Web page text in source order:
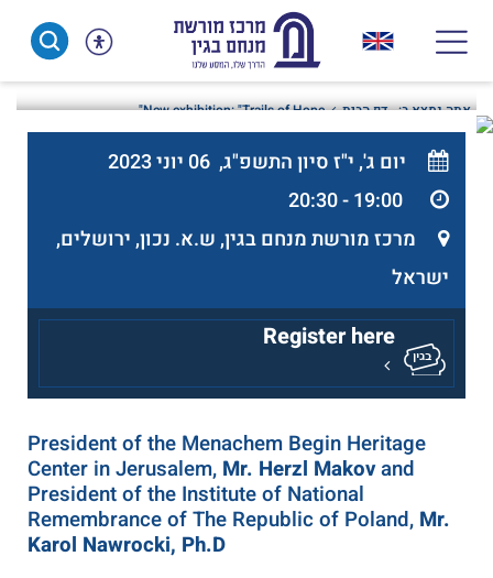
content
אתה נמצא ב: דף הבית New exhibition: "Trails of Hope"
יום ג', י"ז סיון התשפ"ג, 06 יוני 2023
19:00 - 20:30
מרכז מורשת מנחם בגין, ש.א. נכון, ירושלים,
ישראל
Register here
President of the Menachem Begin Heritage
Center in Jerusalem, Mr. Herzl Makovand
President of the Institute of National
Remembrance of The Republic of Poland, Mr.
Karol Nawrocki, Ph.D